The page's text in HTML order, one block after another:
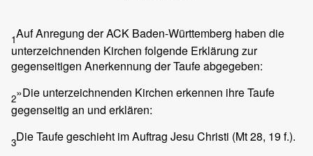
1Auf Anregung der ACK Baden-Württemberg haben die
unterzeichnenden Kirchen folgende Erklärung zur
gegenseitigen Anerkennung der Taufe abgegeben:
2»Die unterzeichnenden Kirchen erkennen ihre Taufe
gegenseitig an und erklären:
3Die Taufe geschieht im Auftrag Jesu Christi (Mt 28, 19 f.).